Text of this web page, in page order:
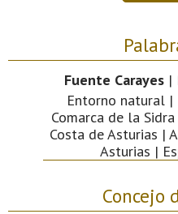
Fuente Carayes|
Entorno natural |
Comarca de la
Costa de Asturias |
Asturias |
Concejo